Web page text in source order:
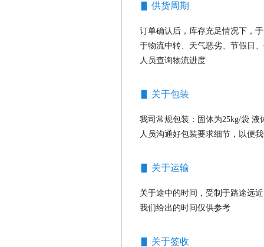
▋ 供货周期
订单确认后，库存充足情况下，
于物流中转、天气恶劣、节假日
人员查询物流进度
▋ 关于包装
我司常规包装：固体为25kg/袋
人员沟通好包装要求细节，以便
▋ 关于运输
关于途中的时间，受制于路途远
我们给出的时间仅供参考
▋ 关于签收